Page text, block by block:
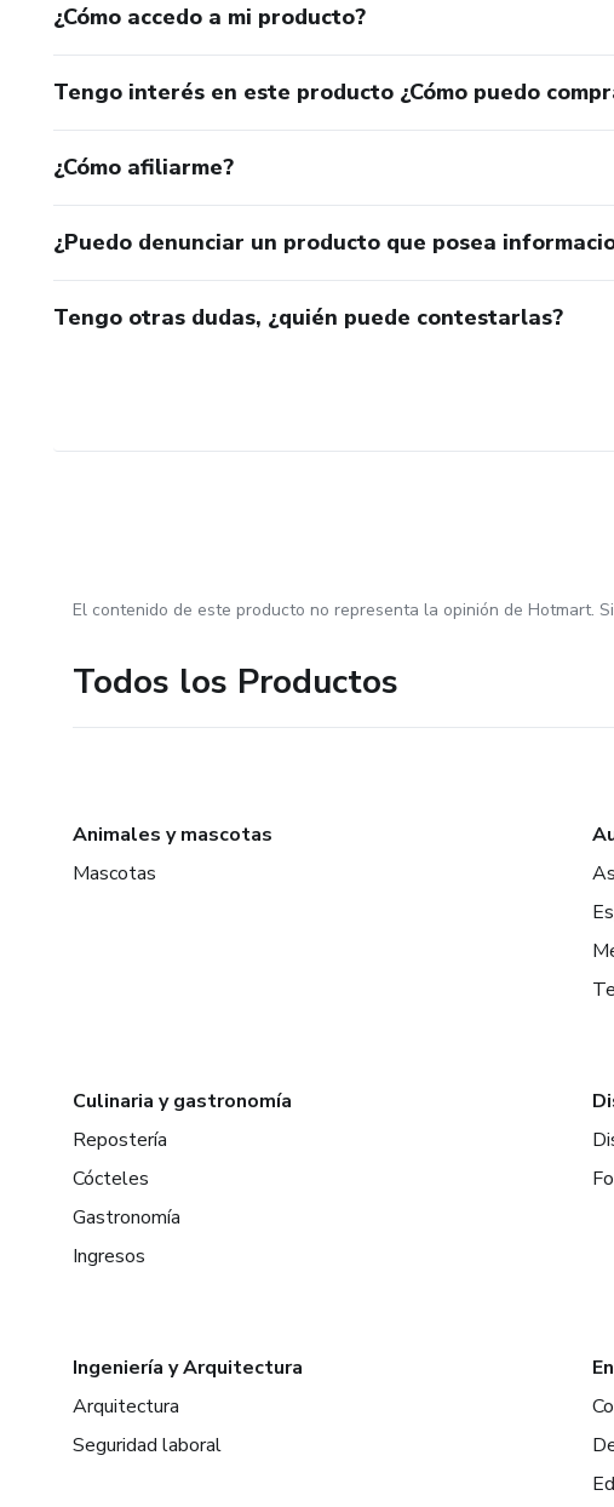
¿Cómo accedo a mi producto?
Tengo interés en este producto ¿Cómo puedo
¿Cómo afiliarme?
¿Puedo denunciar un producto que posea
Tengo otras dudas, ¿quién puede contestarlas?
El contenido de este producto no representa la opinión de Hotmart.
Todos los Productos
Animales y mascotas
Mascotas
Culinaria y gastronomía
Repostería
Cócteles
Gastronomía
Ingresos
Ingeniería y Arquitectura
Arquitectura
Seguridad laboral